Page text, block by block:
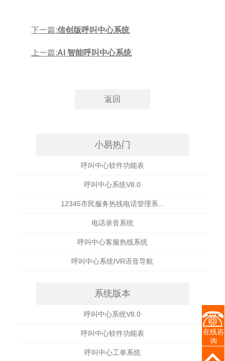
下一篇:信创版呼叫中心系统
上一篇:AI 智能呼叫中心系统
小易热门
呼叫中心软件功能表
呼叫中心系统V8.0
12345市民服务热线电话管理系...
电话录音系统
呼叫中心客服热线系统
呼叫中心系统IVR语音导航
系统版本
呼叫中心系统V8.0
呼叫中心软件功能表
呼叫中心工单系统
在线咨
询